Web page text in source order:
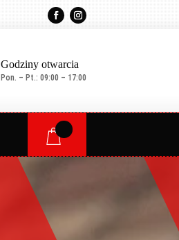
Godziny otwarcia
Pon. – Pt.: 09:00 – 17:00